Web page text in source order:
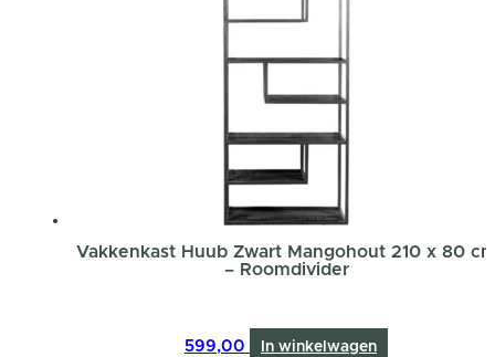
Vakkenkast Huub Zwart Mangohout 210 x 80
– Roomdivider
599,00 In winkelwagen